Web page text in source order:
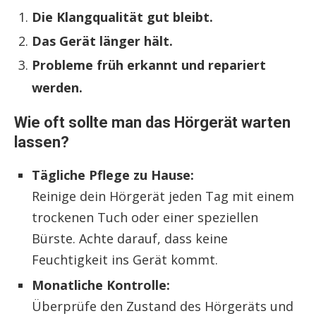
Die Klangqualität gut bleibt.
Das Gerät länger hält.
Probleme früh erkannt und repariert
werden.
Wie oft sollte man das Hörgerät warten
lassen?
Tägliche Pflege zu Hause:
Reinige dein Hörgerät jeden Tag mit einem
trockenen Tuch oder einer speziellen
Bürste. Achte darauf, dass keine
Feuchtigkeit ins Gerät kommt.
Monatliche Kontrolle:
Überprüfe den Zustand des Hörgeräts und